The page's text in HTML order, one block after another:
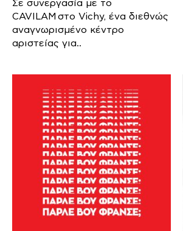
Σε συνεργασία με το
CAVILAM στο Vichy, ένα διεθνώς
αναγνωρισμένο κέντρο
αριστείας για..